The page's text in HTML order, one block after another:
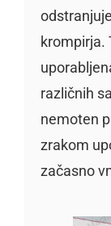
krompirja.
različnih
nemoten
zrakom
začasno